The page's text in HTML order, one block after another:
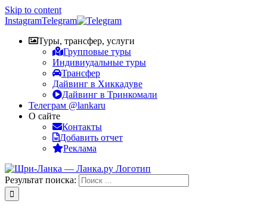
Skip to content
InstagramTelegram
Туры, трансфер, услуги
Групповые туры
Индивиудальные туры
Трансфер
Дайвинг в Хиккадуве
Дайвинг в Тринкомали
Телеграм @lankaru
О сайте
Контакты
Добавить отчет
Реклама
Результат поиска: